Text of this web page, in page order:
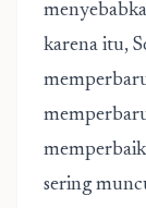
karena itu,
sering